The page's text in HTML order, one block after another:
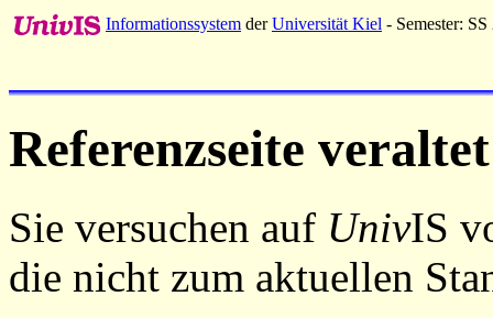
Informationssystem derUniversität Kiel - Semester: SS
Referenzseite veraltet
Sie versuchen auf UnivIS
die nicht zum aktuellen